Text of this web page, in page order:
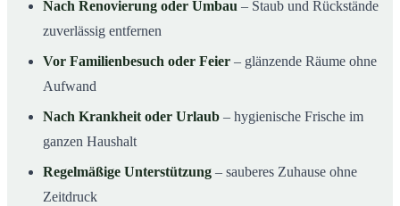
Nach Renovierung oder Umbau – Staub und Rückstände
zuverlässig entfernen
Vor Familienbesuch oder Feier – glänzende Räume ohne
Aufwand
Nach Krankheit oder Urlaub – hygienische Frische im
ganzen Haushalt
Regelmäßige Unterstützung – sauberes Zuhause ohne
Zeitdruck